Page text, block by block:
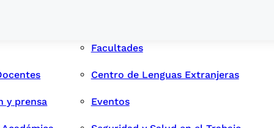
Facultades
Centro de Lenguas Extranjeras
y prensa Eventos